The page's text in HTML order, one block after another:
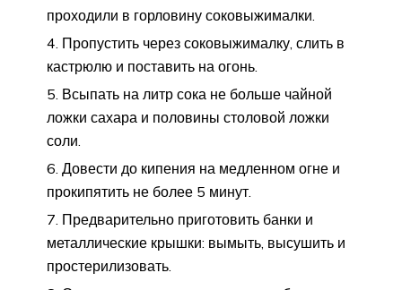
проходили в горловину соковыжималки.
Пропустить через соковыжималку, слить в
кастрюлю и поставить на огонь.
Всыпать на литр сока не больше чайной
ложки сахара и половины столовой ложки
соли.
Довести до кипения на медленном огне и
прокипятить не более 5 минут.
Предварительно приготовить банки и
металлические крышки: вымыть, высушить и
простерилизовать.